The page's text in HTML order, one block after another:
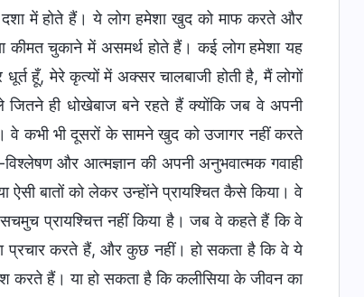
में होते हैं। ये लोग हमेशा खुद को माफ करते और
कीमत चुकाने में असमर्थ होते हैं। कई लोग हमेशा यह
हूँ, मेरे कृत्यों में अक्सर चालबाजी होती है, मैं लोगों
जितने ही धोखेबाज बने रहते हैं क्योंकि जब वे अपनी
वे कभी भी दूसरों के सामने खुद को उजागर नहीं करते
और आत्मज्ञान की अपनी अनुभवात्मक गवाही
बातों को लेकर उन्होंने प्रायश्चित कैसे किया। वे
प्रायश्चित्त नहीं किया है। जब वे कहते हैं कि वे
प्रचार करते हैं, और कुछ नहीं। हो सकता है कि वे ये
करते हैं। या हो सकता है कि कलीसिया के जीवन का